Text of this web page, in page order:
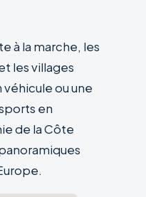
à la marche, les
les villages
ou une
en
de la Côte